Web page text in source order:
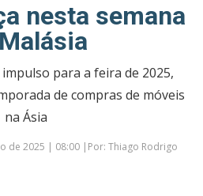
nesta semana
para a feira de 2025,
de compras de móveis
na Ásia
de 2025 | 08:00 |Por: Thiago Rodrigo